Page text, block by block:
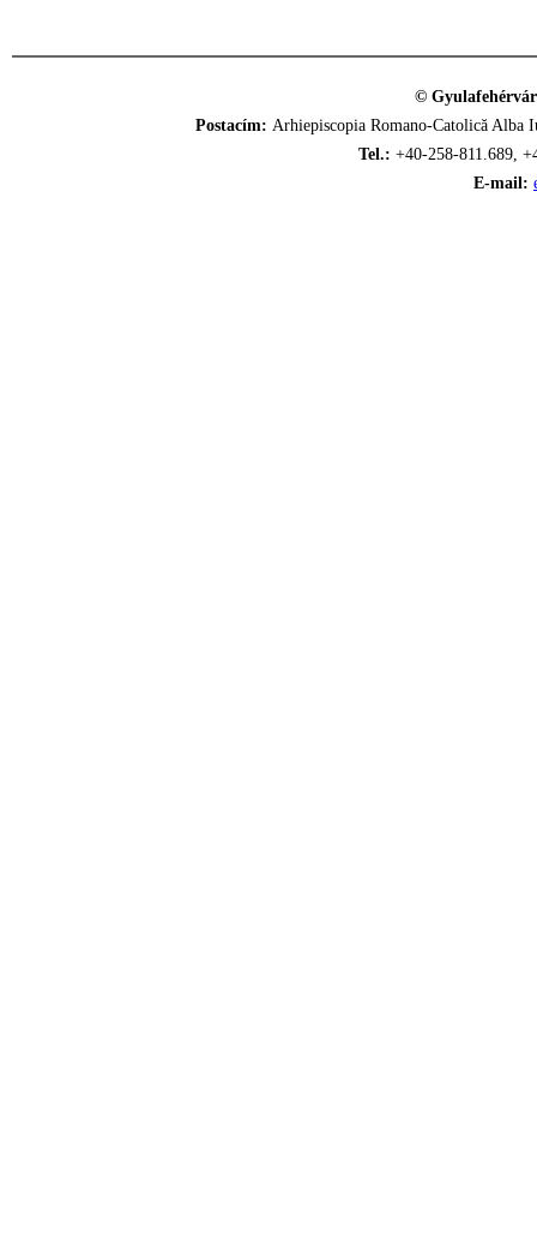
©
Postacím: Arhiepiscopia Romano-Catolică
Tel.: +40-258-811.689,
E-mail: